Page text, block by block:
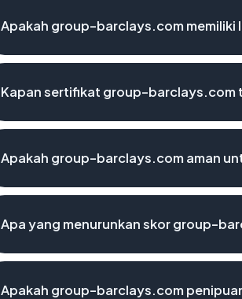
Apakah group-barclays.com memiliki
Kapan sertifikat group-barclays.com
Apakah group-barclays.com aman
Apa yang menurunkan skor group-
Apakah group-barclays.com